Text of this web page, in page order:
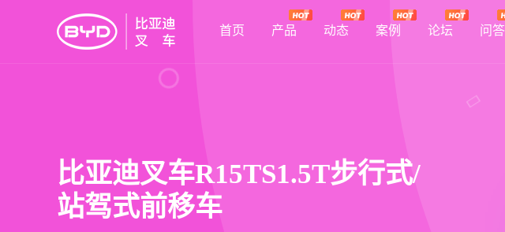
首页 产品 动态 案例 论坛 问答
比亚迪叉车R15TS1.5T步行式/
站驾式前移车